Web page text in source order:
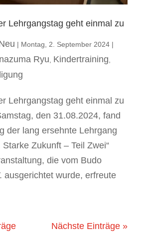
Lehrgangstag geht einmal zu
| Montag, 2. September 2024|
Ryu, Kindertraining,
Lehrgangstag geht einmal zu
den 31.08.2024, fand
der lang ersehnte Lehrgang
Starke Zukunft – Teil Zwei“
die vom Budo
ausgerichtet wurde, erfreute
Nächste Einträge »